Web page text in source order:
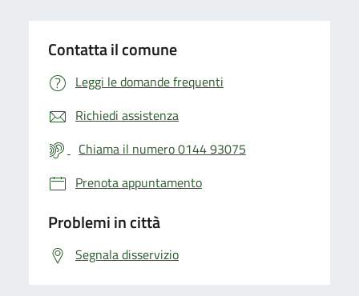
Contatta il comune
Leggi le domande frequenti
Richiedi assistenza
Chiama il numero 0144 93075
Prenota appuntamento
Problemi in città
Segnala disservizio